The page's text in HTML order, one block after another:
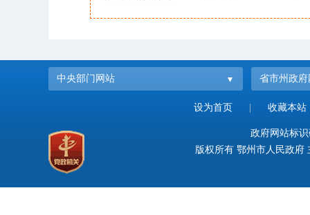
中央部门网站 省市州政府
设为首页 收藏本站
政府网站标
版权所有 鄂州市人民政府